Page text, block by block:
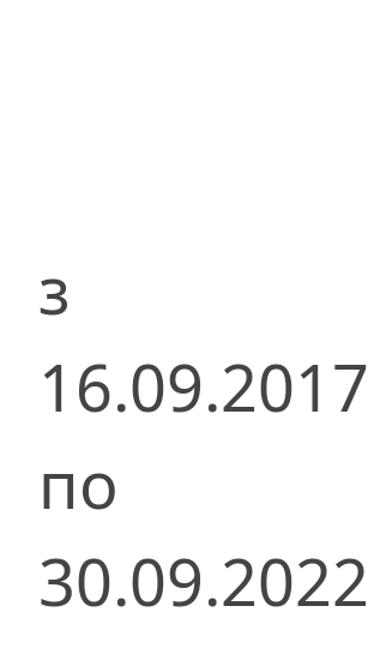
з
16.09.2017
по
30.09.2022